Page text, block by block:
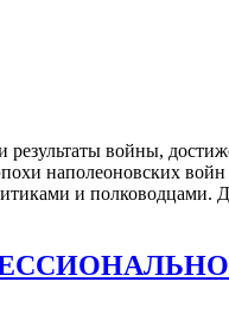
результаты войны,
наполеоновских
и полководцами.